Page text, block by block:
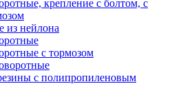
крепление с болтом, с
из нейлона
с тормозом
с полипропиленовым